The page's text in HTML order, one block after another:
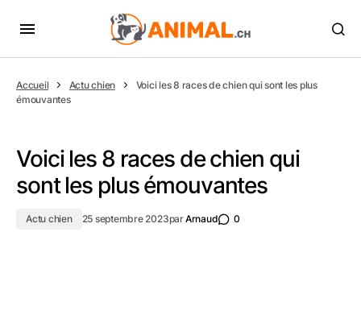
Accueil Actu chien
Voici les 8 races de chien qui sont les plus
émouvantes
Voici les 8 races de chien qui
sont les plus émouvantes
Actu chien 25 septembre 2023parArnaud 0